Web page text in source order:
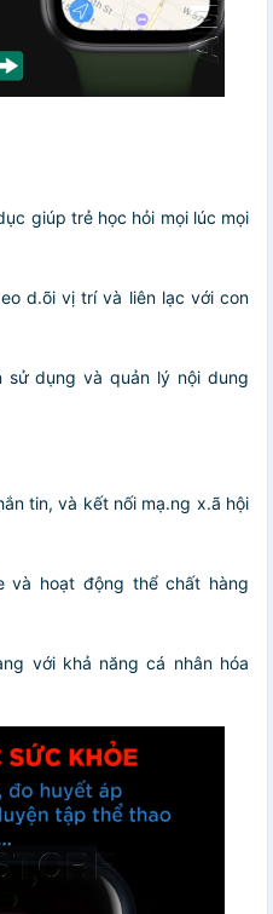
giúp trẻ học hỏi mọi lúc mọi
d.õi vị trí và liên lạc với con
sử dụng và quản lý nội dung
tin, và kết nối mạ.ng x.ã hội
và hoạt động thể chất hàng
với khả năng cá nhân hóa